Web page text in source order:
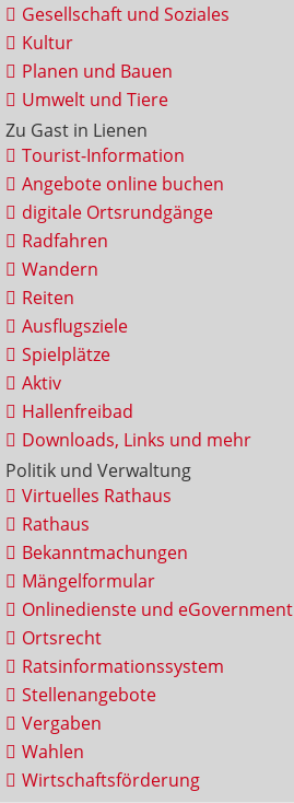
Gesellschaft und Soziales
Kultur
Planen und Bauen
Umwelt und Tiere
Zu Gast in Lienen
Tourist-Information
Angebote online buchen
digitale Ortsrundgänge
Radfahren
Wandern
Reiten
Ausflugsziele
Spielplätze
Aktiv
Hallenfreibad
Downloads, Links und mehr
Politik und Verwaltung
Virtuelles Rathaus
Rathaus
Bekanntmachungen
Mängelformular
Onlinedienste und eGovernment
Ortsrecht
Ratsinformationssystem
Stellenangebote
Vergaben
Wahlen
Wirtschaftsförderung